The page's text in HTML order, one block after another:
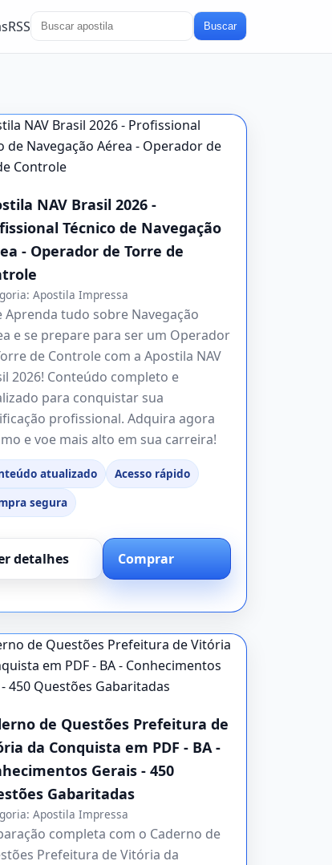
RSS Buscar
NAV Brasil 2026 -
Técnico de Navegação
- Operador de Torre de
Apostila Impressa
Aprenda tudo sobre Navegação
e se prepare para ser um Operador
de Controle com a Apostila NAV
2026! Conteúdo completo e
para conquistar sua
profissional. Adquira agora
e voe mais alto em sua carreira!
atualizado
Acesso rápido
segura
detalhes Comprar
de Questões Prefeitura de
da Conquista em PDF - BA -
Gerais - 450
Gabaritadas
Apostila Impressa
completa com o Caderno de
Prefeitura de Vitória da